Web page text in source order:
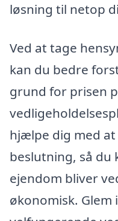
løsning til netop
Ved at tage
kan du bedre
grund for prisen
hjælpe dig med
beslutning, så du
ejendom bliver
økonomisk. Glem